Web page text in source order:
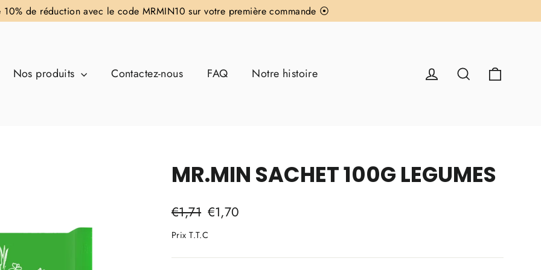
de réduction avec le code MRMIN10 sur votre première commande ⦿
Nos produits Contactez-nous FAQ Notre histoire Se connecter
Rechercher
MR.MIN SACHET 100G LEGUMES
Prix
€1,71 Prix
€1,70
Prix T.T.C